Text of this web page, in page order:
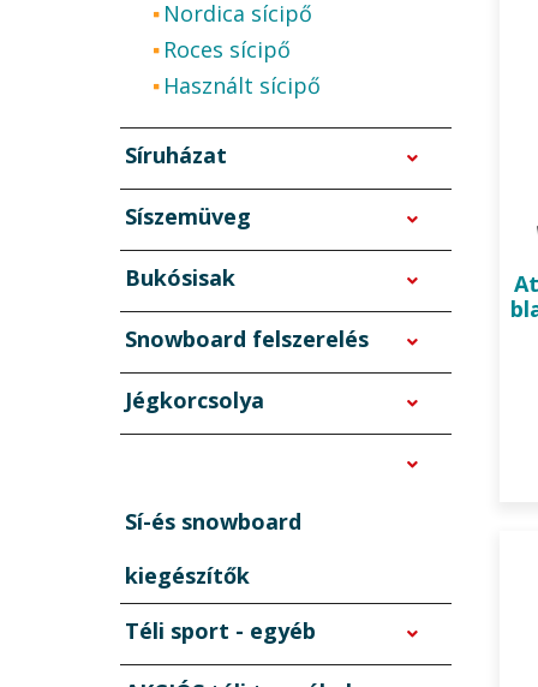
Nordica sícipő
Roces sícipő
Használt sícipő
Síruházat
Síszemüveg
Bukósisak
Snowboard felszerelés
Jégkorcsolya
Sí-és snowboard
kiegészítők
Téli sport - egyéb
Az